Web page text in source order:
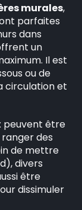
murales,
parfaites
dans
un
Il est
ou de
circulation et
peuvent être
des
de mettre
divers
être
dissimuler